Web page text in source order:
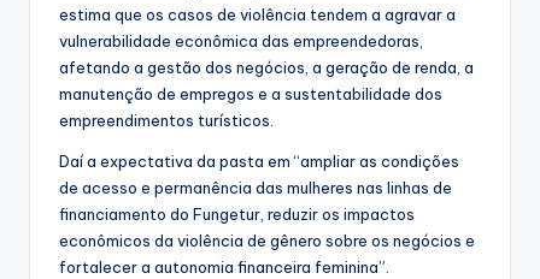
estima que os casos de violência tendem a agravar a
vulnerabilidade econômica das empreendedoras,
afetando a gestão dos negócios, a geração de renda, a
manutenção de empregos e a sustentabilidade dos
empreendimentos turísticos.
Daí a expectativa da pasta em “ampliar as condições
de acesso e permanência das mulheres nas linhas de
financiamento do Fungetur, reduzir os impactos
econômicos da violência de gênero sobre os negócios e
fortalecer a autonomia financeira feminina”.